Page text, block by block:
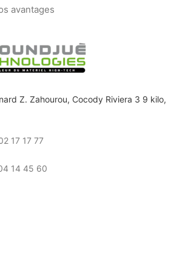
avantages
Z. Zahourou, Cocody Riviera 3 9 kilo,
17 17 77
14 45 60